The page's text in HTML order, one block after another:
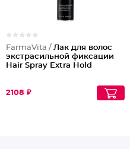
FarmaVita / Лак для волос
экстрасильной фиксации
Hair Spray Extrа Hold
2108 ₽